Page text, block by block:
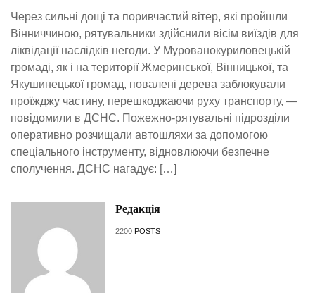
Через сильні дощі та поривчастий вітер, які пройшли
Вінниччиною, рятувальники здійснили вісім виїздів для
ліквідації наслідків негоди. У Мурованокуриловецькій
громаді, як і на території Жмеринської, Вінницької, та
Якушинецької громад, повалені дерева заблокували
проїжджу частину, перешкоджаючи руху транспорту, —
повідомили в ДСНС. Пожежно-рятувальні підрозділи
оперативно розчищали автошляхи за допомогою
спеціального інструменту, відновлюючи безпечне
сполучення. ДСНС нагадує: […]
Редакція
2200 POSTS